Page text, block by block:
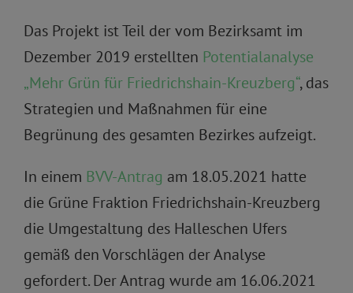
Das Projekt ist Teil der vom Bezirksamt im
Dezember 2019 erstellten Potentialanalyse
„Mehr Grün für Friedrichshain-Kreuzberg“, das
Strategien und Maßnahmen für eine
Begrünung des gesamten Bezirkes aufzeigt.
In einem BVV-Antrag am 18.05.2021 hatte
die Grüne Fraktion Friedrichshain-Kreuzberg
die Umgestaltung des Halleschen Ufers
gemäß den Vorschlägen der Analyse
gefordert. Der Antrag wurde am 16.06.2021